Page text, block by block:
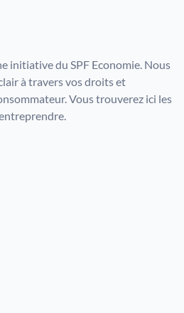
initiative du SPF Economie. Nous
à travers vos droits et
Vous trouverez ici les